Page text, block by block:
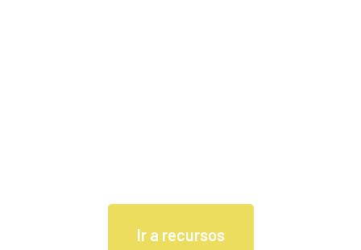
Ir a recursos